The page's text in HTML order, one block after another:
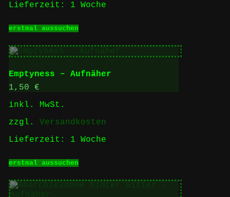
werden
Lieferzeit: 1 Woche
erstmal aussuchenProdukt
mehrere
Varianten
auf.
Die
Produktseite
werden
Emptyness – Aufnäher
1,50 €
inkl. MwSt.
zzgl. Versandkosten
Lieferzeit: 1 Woche
erstmal aussuchenProdukt
mehrere